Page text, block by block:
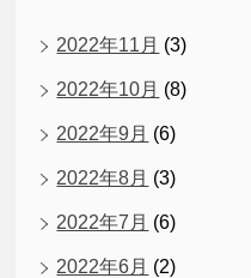
2022年11月 (3)
2022年10月 (8)
2022年9月 (6)
2022年8月 (3)
2022年7月 (6)
2022年6月 (2)